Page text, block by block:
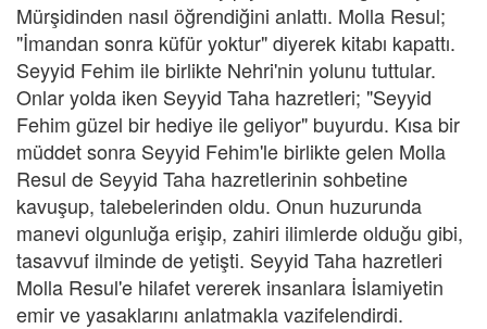
Mürşidinden nasıl öğrendiğini anlattı. Molla Resul;
"İmandan sonra küfür yoktur" diyerek kitabı kapattı.
Seyyid Fehim ile birlikte Nehri'nin yolunu tuttular.
Onlar yolda iken Seyyid Taha hazretleri; "Seyyid
Fehim güzel bir hediye ile geliyor" buyurdu. Kısa bir
müddet sonra Seyyid Fehim'le birlikte gelen Molla
Resul de Seyyid Taha hazretlerinin sohbetine
kavuşup, talebelerinden oldu. Onun huzurunda
manevi olgunluğa erişip, zahiri ilimlerde olduğu gibi,
tasavvuf ilminde de yetişti. Seyyid Taha hazretleri
Molla Resul'e hilafet vererek insanlara İslamiyetin
emir ve yasaklarını anlatmakla vazifelendirdi.